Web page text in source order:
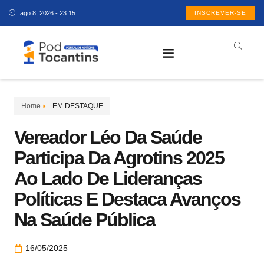
ago 8, 2026 - 23:15 INSCREVER-SE
Home EM DESTAQUE
Vereador Léo Da Saúde
Participa Da Agrotins 2025
Ao Lado De Lideranças
Políticas E Destaca Avanços
Na Saúde Pública
16/05/2025